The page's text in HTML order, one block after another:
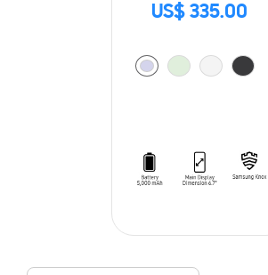
US$ 335.00